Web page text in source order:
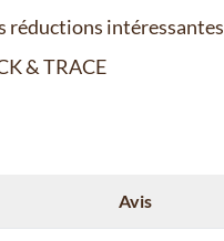
réductions intéressantes
& TRACE
Avis